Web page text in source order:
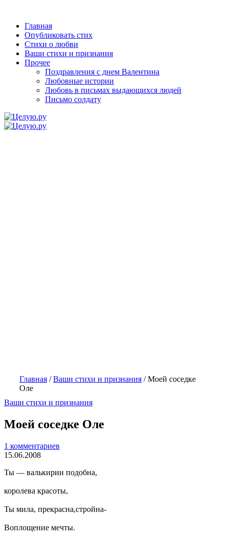
Главная
Опубликовать стих
Стихи о любви
Ваши стихи и признания
Прочее
Поздравления с днем Валентина
Любовные истории
Любовь в письмах выдающихся людей
Письмо солдату
Главная /Ваши стихи и признания /Моей соседке
Оле
Ваши стихи и признания
Моей соседке Оле
1 комментариев
15.06.2008
Ты — валькирии подобна,
королева красоты,
Ты мила, прекрасна,стройна-
Воплощение мечты.